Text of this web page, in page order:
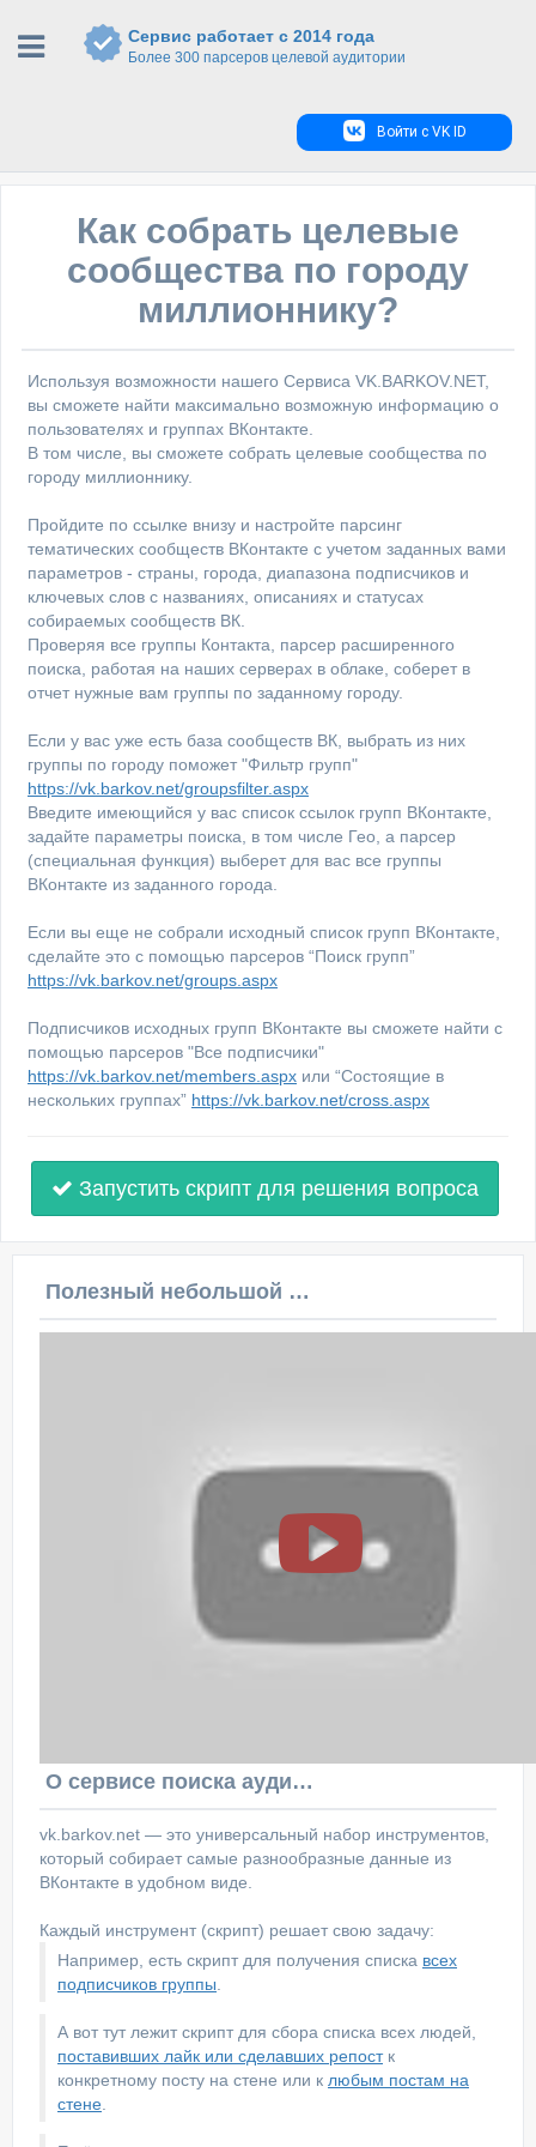
Сервис работает с 2014 года
Более 300 парсеров целевой аудитории
Войти с VK ID
Как собрать целевые
сообщества по городу
миллионнику?
Используя возможности нашего Сервиса VK.BARKOV.NET,
вы сможете найти максимально возможную информацию о
пользователях и группах ВКонтакте.
В том числе, вы сможете собрать целевые сообщества по
городу миллионнику.
Пройдите по ссылке внизу и настройте парсинг
тематических сообществ ВКонтакте с учетом заданных вами
параметров - страны, города, диапазона подписчиков и
ключевых слов с названиях, описаниях и статусах
собираемых сообществ ВК.
Проверяя все группы Контакта, парсер расширенного
поиска, работая на наших серверах в облаке, соберет в
отчет нужные вам группы по заданному городу.
Если у вас уже есть база сообществ ВК, выбрать из них
группы по городу поможет "Фильтр групп"
https://vk.barkov.net/groupsfilter.aspx
Введите имеющийся у вас список ссылок групп ВКонтакте,
задайте параметры поиска, в том числе Гео, а парсер
(специальная функция) выберет для вас все группы
ВКонтакте из заданного города.
Если вы еще не собрали исходный список групп ВКонтакте,
сделайте это с помощью парсеров “Поиск групп”
https://vk.barkov.net/groups.aspx
Подписчиков исходных групп ВКонтакте вы сможете найти с
помощью парсеров "Все подписчики"
https://vk.barkov.net/members.aspx или “Состоящие в
нескольких группах” https://vk.barkov.net/cross.aspx
Запустить скрипт для решения вопроса
Полезный небольшой видеоурок по этой теме
О сервисе поиска аудитории ВКонтакте
vk.barkov.net — это универсальный набор инструментов,
который собирает самые разнообразные данные из
ВКонтакте в удобном виде.
Каждый инструмент (скрипт) решает свою задачу:
Например, есть скрипт для получения списка всех
подписчиков группы
А вот тут лежит скрипт для сбора списка всех людей,
поставивших лайк или сделавших репостк
конкретному посту на стене или к любым постам на
стене